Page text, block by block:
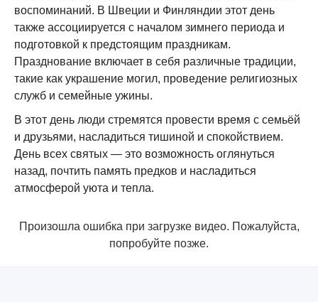
воспоминаний. В Швеции и Финляндии этот день
также ассоциируется с началом зимнего периода и
подготовкой к предстоящим праздникам.
Празднование включает в себя различные традиции,
такие как украшение могил, проведение религиозных
служб и семейные ужины.
В этот день люди стремятся провести время с семьёй
и друзьями, насладиться тишиной и спокойствием.
День всех святых — это возможность оглянуться
назад, почтить память предков и насладиться
атмосферой уюта и тепла.
Произошла ошибка при загрузке видео. Пожалуйста,
попробуйте позже.